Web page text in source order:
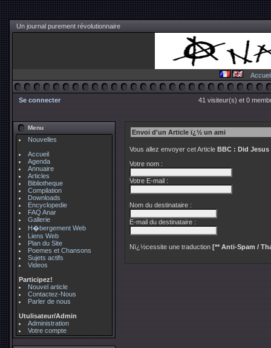
Un journal purement révolutionnaire
Accueil
Se connecter 41 visiteur(s) et 0
Menu
Nouvelles
Accueil
Agenda
Annuaire
Articles
Bibliotheque
Compilation
Downloads
Encyclopedie
FAQ Anar
Gallerie
H�bergement Web
Liens Web
Plan du Site
Poemes et Chansons
Sujets actifs
Videos
Participez!
Nouvel article
Contactez-Nous
Parler de nous
Utulisateur/Admin
Administration
Votre compte
Envoi d'un Article ï¿½ un ami
Vous allez envoyer cet Article BBC : Did Jesus
Votre nom :
Votre E-mail :
Nom du destinataire :
E-mail du destinataire :
Nï¿½cessite une traduction [** Anti-Spam /